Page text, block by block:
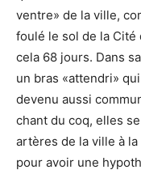
ventre» de la ville,
foulé le sol de la
cela 68 jours. Dans
un bras «attendri»
devenu aussi
chant du coq, elles
artères de la ville à
pour avoir une